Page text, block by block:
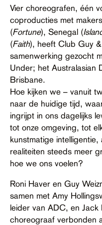
Vier choreografen, één
coproducties met
(Fortune), Senegal (
(Faith), heeft Club Guy
samenwerking gezocht
Under; het Australasian
Brisbane.
Hoe kijken we – vanuit
naar de huidige tijd,
ingrijpt in ons dagelijks
tot onze omgeving, tot
kunstmatige
realiteiten steeds meer
hoe we ons voelen?
Roni Haver en Guy
samen met Amy
leider van ADC, en Jack
choreograaf verbonden